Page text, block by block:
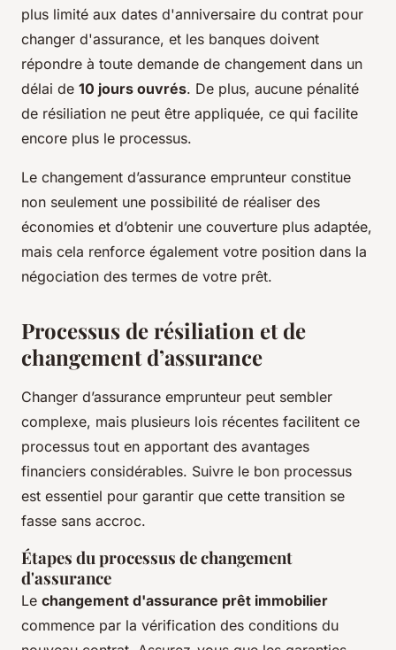
plus limité aux dates d'anniversaire du contrat pour
changer d'assurance, et les banques doivent
répondre à toute demande de changement dans un
délai de 10 jours ouvrés. De plus, aucune pénalité
de résiliation ne peut être appliquée, ce qui facilite
encore plus le processus.
Le changement d’assurance emprunteur constitue
non seulement une possibilité de réaliser des
économies et d’obtenir une couverture plus adaptée,
mais cela renforce également votre position dans la
négociation des termes de votre prêt.
Processus de résiliation et de
changement d’assurance
Changer d’assurance emprunteur peut sembler
complexe, mais plusieurs lois récentes facilitent ce
processus tout en apportant des avantages
financiers considérables. Suivre le bon processus
est essentiel pour garantir que cette transition se
fasse sans accroc.
Étapes du processus de changement
d'assurance
Le changement d'assurance prêt immobilier
commence par la vérification des conditions du